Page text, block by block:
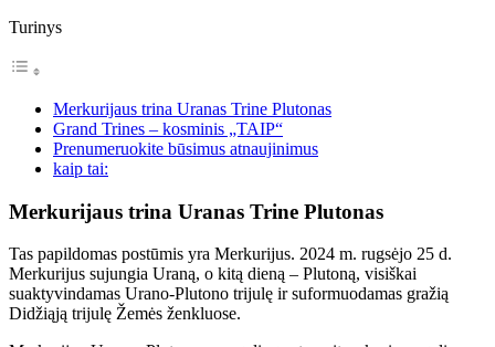
Turinys
Merkurijaus trina Uranas Trine Plutonas
Grand Trines – kosminis „TAIP“
Prenumeruokite būsimus atnaujinimus
kaip tai:
Merkurijaus trina Uranas Trine Plutonas
Tas papildomas postūmis yra Merkurijus. 2024 m. rugsėjo 25 d.
Merkurijus sujungia Uraną, o kitą dieną – Plutoną, visiškai
suaktyvindamas Urano-Plutono trijulę ir suformuodamas gražią
Didžiąją trijulę Žemės ženkluose.